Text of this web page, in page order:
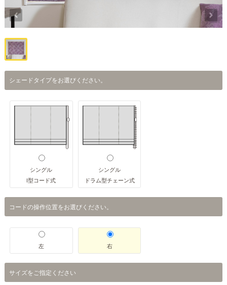
シェードタイプをお選びください。
シングル
I型コード式
シングル
ドラム型チェーン式
コードの操作位置をお選びください。
左 右
サイズをご指定ください